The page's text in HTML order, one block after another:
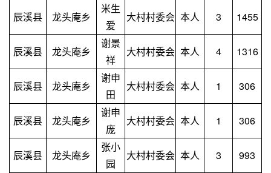
辰溪县 龙头庵乡
米生
爱
大村村委会 本人 3 1455
辰溪县 龙头庵乡
谢景
祥
大村村委会 本人 4 1316
辰溪县 龙头庵乡
谢申
田
大村村委会 本人 1 306
辰溪县 龙头庵乡
谢申
庞
大村村委会 本人 1 306
辰溪县 龙头庵乡
张小
园
大村村委会 本人 3 993